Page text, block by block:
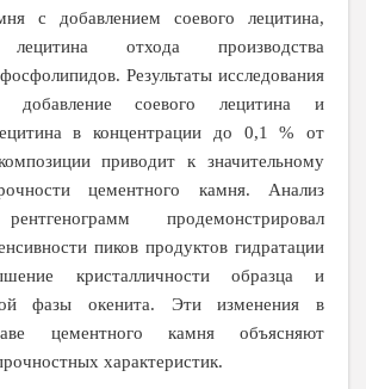
с добавлением соевого лецитина,
лецитина отхода производства
Результаты исследования
добавление соевого лецитина и
в концентрации до 0,1 % от
приводит к значительному
цементного камня. Анализ
продемонстрировал
пиков продуктов гидратации
кристалличности образца и
фазы окенита. Эти изменения в
цементного камня объясняют
характеристик.